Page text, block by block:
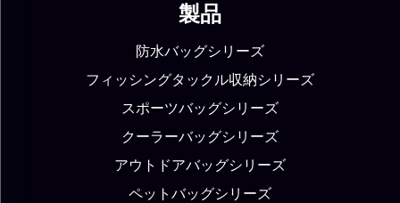
製品
防水バッグシリーズ
フィッシングタックル収納シリーズ
スポーツバッグシリーズ
クーラーバッグシリーズ
アウトドアバッグシリーズ
ペットバッグシリーズ